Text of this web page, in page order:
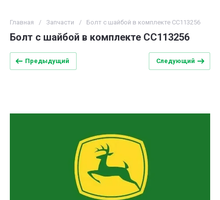
Главная / Запчасти / Болт с шайбой в комплекте CC113256
Болт с шайбой в комплекте CC113256
Предыдущий Следующий